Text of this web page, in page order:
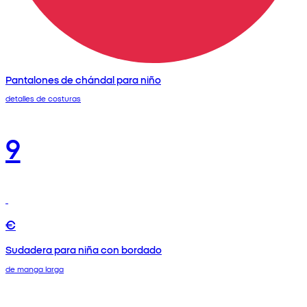
Pantalones de chándal para niño
detalles de costuras
9
€
Sudadera para niña con bordado
de manga larga